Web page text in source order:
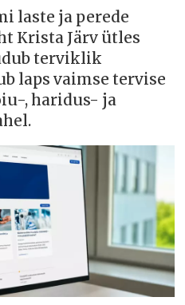
laste ja perede
Krista Järv ütles
terviklik
laps vaimse tervise
, haridus- ja